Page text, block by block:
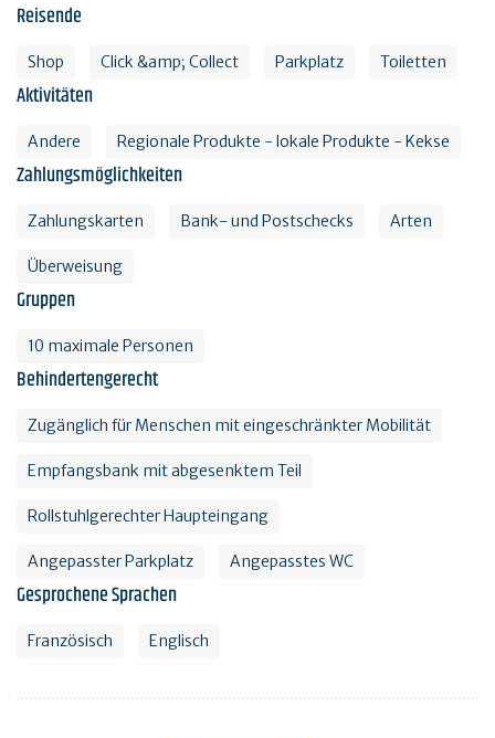
Reisende
Shop Click &amp; Collect Parkplatz Toiletten
Aktivitäten
Andere Regionale Produkte - lokale Produkte - Kekse
Zahlungsmöglichkeiten
Zahlungskarten Bank- und Postschecks Arten
Überweisung
Gruppen
10 maximale Personen
Behindertengerecht
Zugänglich für Menschen mit eingeschränkter Mobilität
Empfangsbank mit abgesenktem Teil
Rollstuhlgerechter Haupteingang
Angepasster Parkplatz Angepasstes WC
Gesprochene Sprachen
Französisch Englisch